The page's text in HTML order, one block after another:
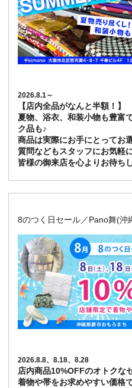
2026.8.1～
【店内全品がなんと半額！】
夏物、浴衣、和装小物も豊富
ク品も♪
商品は実際にお手にとってお
質問などもスタッフにお気軽
皆様の御来店を心よりお待ち
8のつく日セール／Pano舞(沖
2026.8.8、8.18、8.28
店内商品10%OFFのオトクな
着物や帯をお求めやすい価格